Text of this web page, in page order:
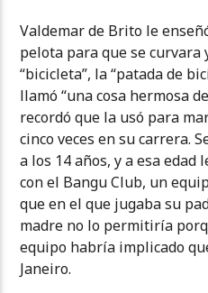
Valdemar de Brito le
pelota para que se curvara
“bicicleta”, la “patada de
llamó “una cosa hermosa
recordó que la usó para
cinco veces en su carrera.
a los 14 años, y a esa
con el Bangu Club, un
que en el que jugaba su
madre no lo permitiría
equipo habría implicado
Janeiro.